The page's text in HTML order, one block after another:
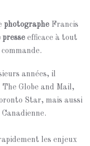
photographe Francis
efficace à tout
années, il
Globe and Mail,
Star, mais aussi
les enjeux